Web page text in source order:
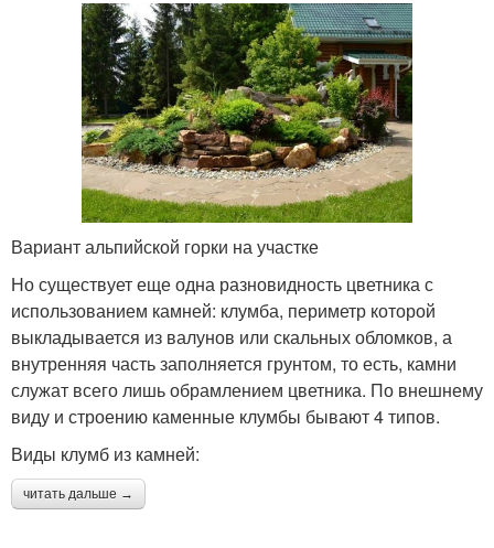
Вариант альпийской горки на участке
Но существует еще одна разновидность цветника с
использованием камней: клумба, периметр которой
выкладывается из валунов или скальных обломков, а
внутренняя часть заполняется грунтом, то есть, камни
служат всего лишь обрамлением цветника. По внешнему
виду и строению каменные клумбы бывают 4 типов.
Виды клумб из камней:
читать дальше →